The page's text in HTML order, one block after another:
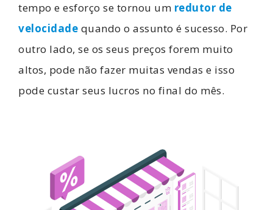
tempo e esforço se tornou um redutor de
velocidade quando o assunto é sucesso. Por
outro lado, se os seus preços forem muito
altos, pode não fazer muitas vendas e isso
pode custar seus lucros no final do mês.